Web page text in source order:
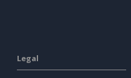
Legal